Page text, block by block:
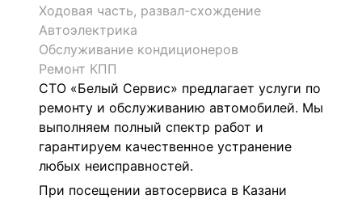
Ходовая часть, развал-схождение
Автоэлектрика
Обслуживание кондиционеров
Ремонт КПП
СТО «Белый Сервис» предлагает услуги по
ремонту и обслуживанию автомобилей. Мы
выполняем полный спектр работ и
гарантируем качественное устранение
любых неисправностей.
При посещении автосервиса в Казани